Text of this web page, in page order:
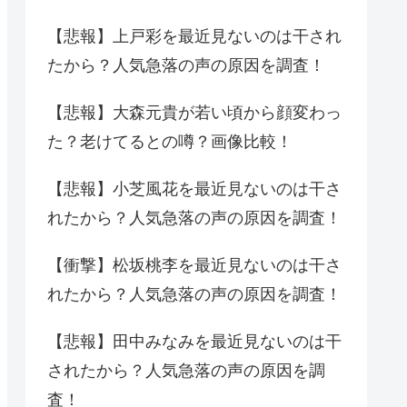
【悲報】上戸彩を最近見ないのは干され
たから？人気急落の声の原因を調査！
【悲報】大森元貴が若い頃から顔変わっ
た？老けてるとの噂？画像比較！
【悲報】小芝風花を最近見ないのは干さ
れたから？人気急落の声の原因を調査！
【衝撃】松坂桃李を最近見ないのは干さ
れたから？人気急落の声の原因を調査！
【悲報】田中みなみを最近見ないのは干
されたから？人気急落の声の原因を調
査！